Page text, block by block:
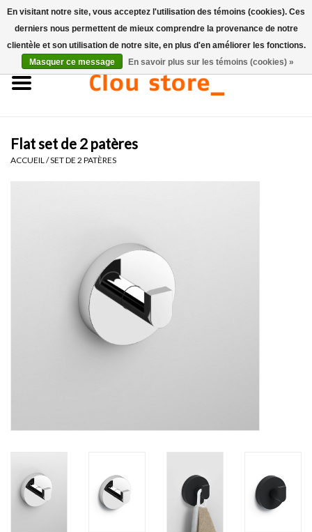
Accueil
Ensembles de lave-mains
Robinets & vidanges
Flat set de 2 patères
ACCUEIL /SET DE 2 PATÈRES
En visitant notre site, vous acceptez l'utilisation des témoins (cookies). Ces
derniers nous permettent de mieux comprendre la provenance de notre
clientèle et son utilisation de notre site, en plus d'en améliorer les fonctions.
Masquer ce message
En savoir plus sur les témoins (cookies) »